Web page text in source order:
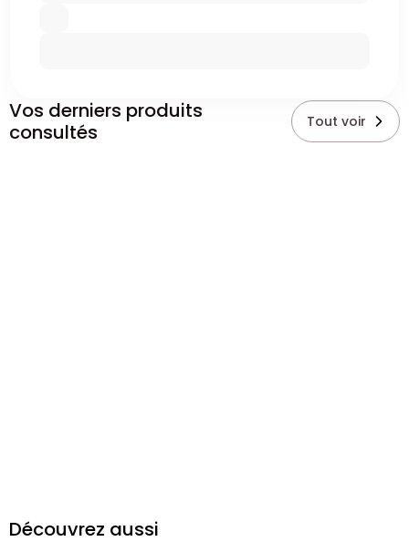
Vos derniers produits
consultés
Tout voir
Découvrez aussi